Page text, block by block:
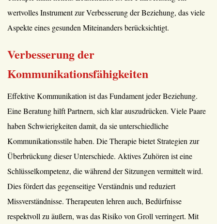
wertvolles Instrument zur Verbesserung der Beziehung, das viele
Aspekte eines gesunden Miteinanders berücksichtigt.
Verbesserung der
Kommunikationsfähigkeiten
Effektive Kommunikation ist das Fundament jeder Beziehung.
Eine Beratung hilft Partnern, sich klar auszudrücken. Viele Paare
haben Schwierigkeiten damit, da sie unterschiedliche
Kommunikationsstile haben. Die Therapie bietet Strategien zur
Überbrückung dieser Unterschiede. Aktives Zuhören ist eine
Schlüsselkompetenz, die während der Sitzungen vermittelt wird.
Dies fördert das gegenseitige Verständnis und reduziert
Missverständnisse. Therapeuten lehren auch, Bedürfnisse
respektvoll zu äußern, was das Risiko von Groll verringert. Mit